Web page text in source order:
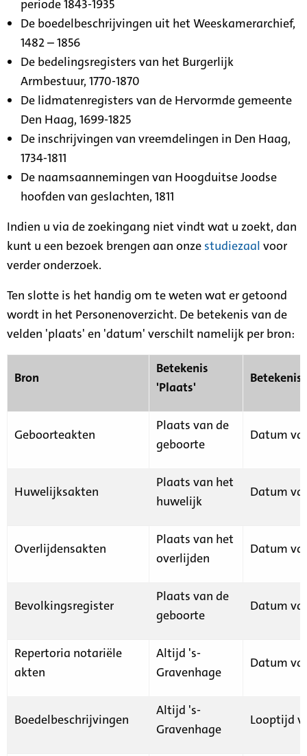
periode 1843-1935
De boedelbeschrijvingen uit het Weeskamerarchief,
1482 – 1856
De bedelingsregisters van het Burgerlijk
Armbestuur, 1770-1870
De lidmatenregisters van de Hervormde gemeente
Den Haag, 1699-1825
De inschrijvingen van vreemdelingen in Den Haag,
1734-1811
De naamsaannemingen van Hoogduitse Joodse
hoofden van geslachten, 1811
Indien u via de zoekingang niet vindt wat u zoekt, dan
kunt u een bezoek brengen aan onze studiezaal voor
verder onderzoek.
Ten slotte is het handig om te weten wat er getoond
wordt in het Personenoverzicht. De betekenis van de
velden 'plaats' en 'datum' verschilt namelijk per bron:
Bron
Betekenis
'Plaats'
Geboorteakten
Plaats van de
geboorte
Datum
Huwelijksakten
Plaats van het
huwelijk
Datum
Overlijdensakten
Plaats van het
overlijden
Datum
Bevolkingsregister
Plaats van de
geboorte
Datum
Repertoria notariële
akten
Altijd 's-
Gravenhage
Datum
Boedelbeschrijvingen
Altijd 's-
Gravenhage
Looptijd